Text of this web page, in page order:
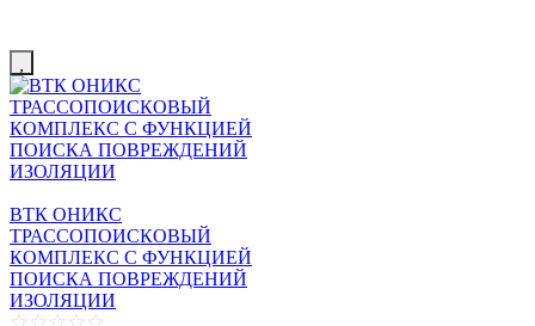
ВТК ОНИКС
ТРАССОПОИСКОВЫЙ
КОМПЛЕКС С ФУНКЦИЕЙ
ПОИСКА ПОВРЕЖДЕНИЙ
ИЗОЛЯЦИИ